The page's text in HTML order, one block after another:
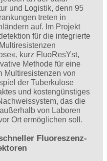
und Logistik, denn 95
treten in
auf. Im Projekt
für die integrierte
kurz FluoResYst,
Methode für eine
Multiresistenzen von
der Tuberkulose
und kostengünstiges
das die
von Laboren
Ort ermöglichen soll.
Fluoreszenz-